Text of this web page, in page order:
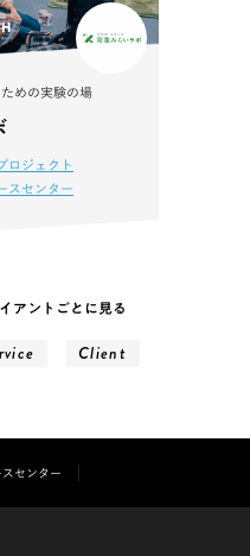
めの実験の場
ロジェクト
スセンター
アントごとに見る
Client
センター